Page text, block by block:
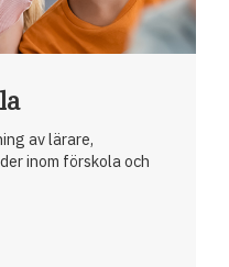
av lärare,
inom förskola och